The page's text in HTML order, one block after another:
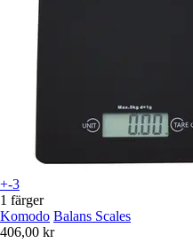
+-3
1 färger
Komodo Balans Scales
406,00 kr